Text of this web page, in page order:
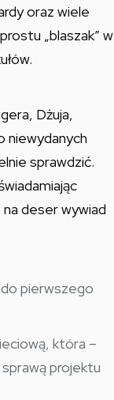
oraz wiele
„blaszak” w
Dżuja,
niewydanych
sprawdzić.
deser wywiad
pierwszego
która –
projektu